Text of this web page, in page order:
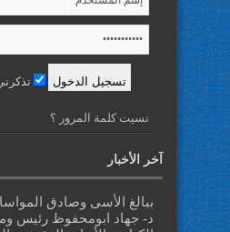
نسيت كلمة المرور ؟
آخر الأخبار
ببالغ الأسى وصادق
د- جهاد ابومحفوظ